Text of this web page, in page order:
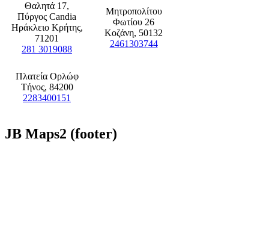
Θαλητά 17,
Πύργος Candia
Ηράκλειο Κρήτης,
71201
281 3019088
Μητροπολίτου
Φωτίου 26
Κοζάνη, 50132
2461303744
Πλατεία Ορλώφ
Τήνος, 84200
2283400151
JB Maps2 (footer)